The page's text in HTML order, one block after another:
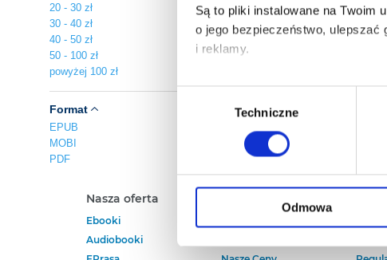
Są to pliki instalowane na Twoim
o jego bezpieczeństwo, ulepszać
i reklamy.
Poza plikami, które są nam
Twojej zgody.
Każda udzielona zgoda poprawi
Wybór
Techniczne
Odmowa
20 - 30 zł
30 - 40 zł
40 - 50 zł
50 - 100 zł
powyżej 100 zł
Format
EPUB
MOBI
PDF
Nasza oferta
Ebooki
Audiobooki